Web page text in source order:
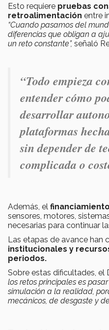
Esto requiere pruebas
retroalimentación entre
“Cuando pasamos del
diferencias que obligan a
un reto constante”, señaló
“Todo empieza
entender cómo
desarrollar
plataformas
sin depender de
complicada o
Además, el financiamiento
sensores, motores,
necesarias para continuar
Las etapas de avance han
institucionales y
periodos.
Sobre estas dificultades, el
los retos principales es
simulación a la realidad,
mecánicos, de desgaste y